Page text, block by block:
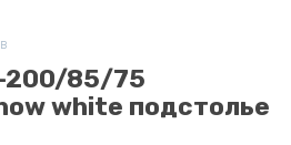
200/85/75
white подстолье